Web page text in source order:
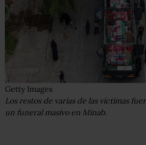
Getty Images
Los restos de varias de las víctimas
un funeral masivo en Minab.